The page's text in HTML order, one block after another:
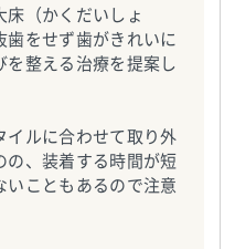
床（かくだいしょ
歯をせず歯がきれいに
を整える治療を提案し
イルに合わせて取り外
の、装着する時間が短
いこともあるので注意